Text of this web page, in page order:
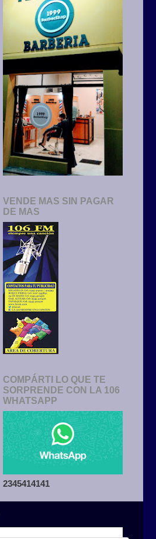
VENDE MAS SIN PAGAR
DE MAS
COMPÁRTI LO QUE TE
SORPRENDE CON LA 106
WHATSAPP
2345414141